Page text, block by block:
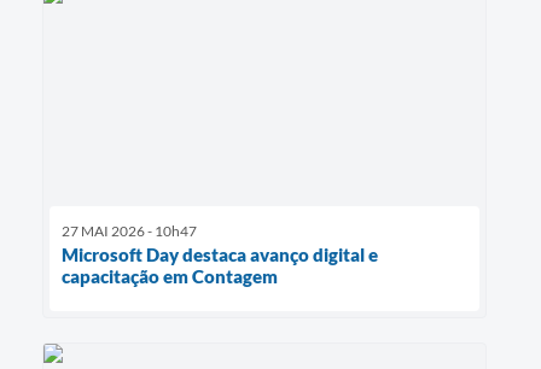
27 MAI 2026 - 10h47
Microsoft Day destaca avanço digital e
capacitação em Contagem